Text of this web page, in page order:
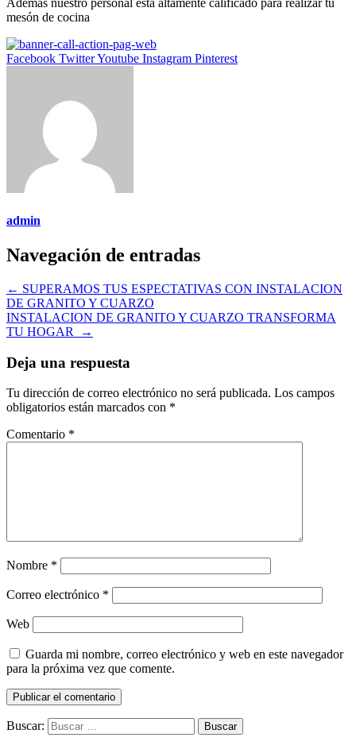
Además nuestro personal esta altamente calificado para realizar tu
mesón de cocina
Facebook TwitterYoutube Instagram Pinterest
admin
Navegación de entradas
← SUPERAMOS TUS ESPECTATIVAS CON INSTALACION
DE GRANITO Y CUARZO
INSTALACION DE GRANITO Y CUARZO TRANSFORMA
TU HOGAR
→
Deja una respuesta
Tu dirección de correo electrónico no será publicada. Los campos
obligatorios están marcados con *
Comentario *
Nombre *
Correo electrónico *
Web
Guarda mi nombre, correo electrónico y web en este navegador
para la próxima vez que comente.
Buscar: